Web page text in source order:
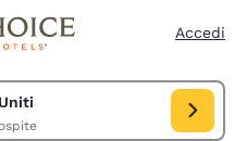
Accedi
1 ospite
York, Stati Uniti. Data di check-in